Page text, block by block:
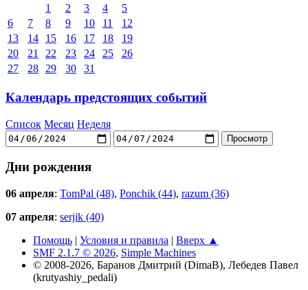
1
2 3 4
5
6
7 8 9 10 11
12
13
14 15 16 17 18
19
20
21 22 23 24 25
26
27
28 29 30 31
Календарь предстоящих событий
Список Месяц Неделя
Дни рождения
06 апреля: TomPal (48), Ponchik (44), razum (36)
07 апреля: serjik (40)
Помощь | Условия и правила | Вверх ▲
SMF 2.1.7 © 2026, Simple Machines
© 2008-2026, Баранов Дмитрий (DimaB), Лебедев Павел
(krutyashiy_pedali)